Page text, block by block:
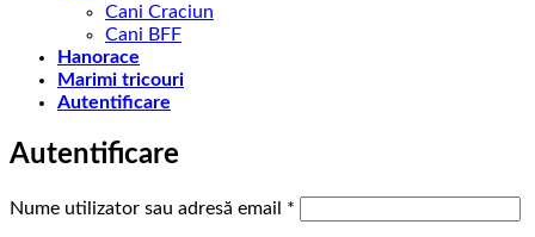
Cani Craciun
Cani BFF
Hanorace
Marimi tricouri
Autentificare
Autentificare
Nume utilizator sau adresă email *